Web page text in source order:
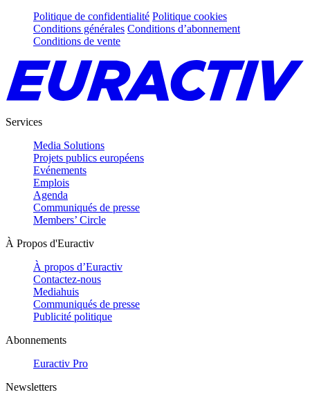
Politique de confidentialité Politique cookies
Conditions générales Conditions d’abonnement
Conditions de vente
Services
Media Solutions
Projets publics européens
Evénements
Emplois
Agenda
Communiqués de presse
Members’ Circle
À Propos d'Euractiv
À propos d’Euractiv
Contactez-nous
Mediahuis
Communiqués de presse
Publicité politique
Abonnements
Euractiv Pro
Newsletters